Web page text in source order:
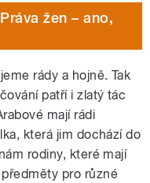
žen – ano,
rády a hojně. Tak
patří i zlatý tác
mají rádi
která jim dochází do
rodiny, které mají
pro různé